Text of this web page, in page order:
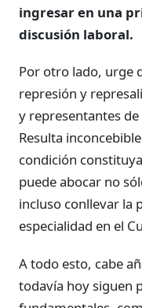
ingresar en una
discusión laboral.
Por otro lado, urge
represión y
y representantes
Resulta
condición
puede abocar no
incluso conllevar la
especialidad en el
A todo esto, cabe
todavía hoy siguen